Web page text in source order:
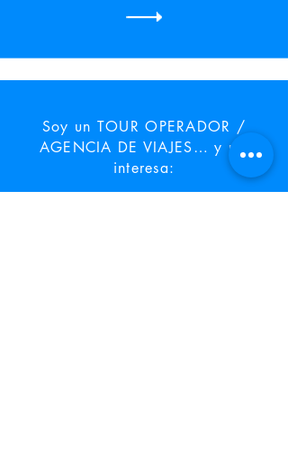
Soy un TOUR OPERADOR /
AGENCIA DE VIAJES… y me
interesa: